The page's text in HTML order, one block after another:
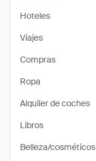
Hoteles
Viajes
Compras
Ropa
Alquiler de coches
Libros
Belleza/cosméticos